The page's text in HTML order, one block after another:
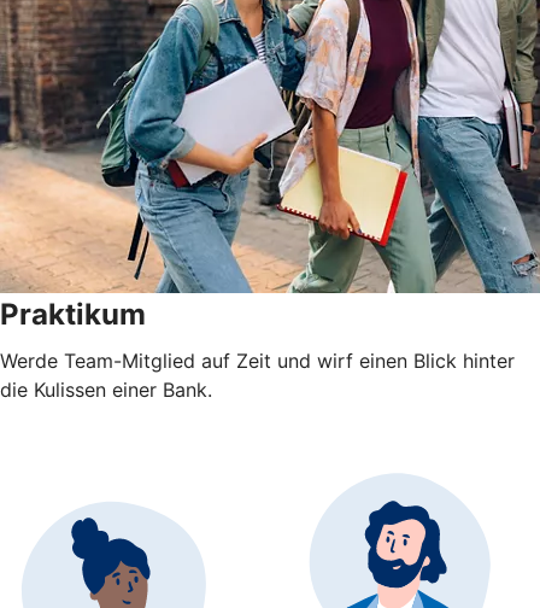
Praktikum
Werde Team-Mitglied auf Zeit und wirf einen Blick hinter
die Kulissen einer Bank.